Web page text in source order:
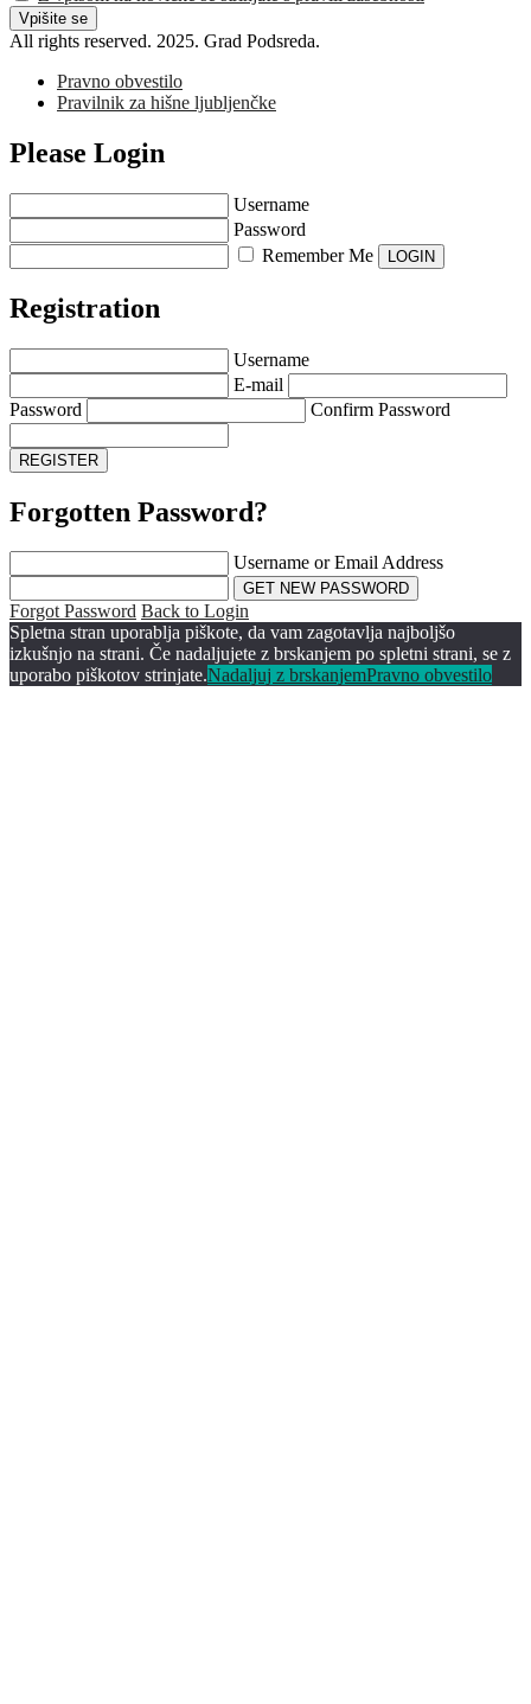
All rights reserved. 2025. Grad Podsreda.
Pravno obvestilo
Pravilnik za hišne ljubljenčke
Please Login
Username
Password
Remember Me
Registration
Username
E-mail
Password
Confirm Password
Forgotten Password?
Username or Email Address
Forgot Password Back to Login
Spletna stran uporablja piškote, da vam zagotavlja najboljšo
izkušnjo na strani. Če nadaljujete z brskanjem po spletni strani, se z
uporabo piškotov strinjate.Nadaljuj z brskanjemPravno obvestilo